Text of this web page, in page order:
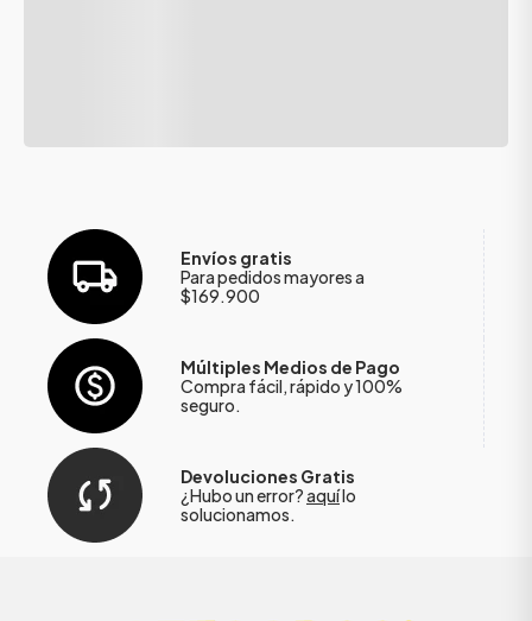
Envíos gratis
Para pedidos mayores a
$169.900
Múltiples Medios de Pago
Compra fácil, rápido y 100%
seguro.
Devoluciones Gratis
¿Hubo un error?aquílo
solucionamos.